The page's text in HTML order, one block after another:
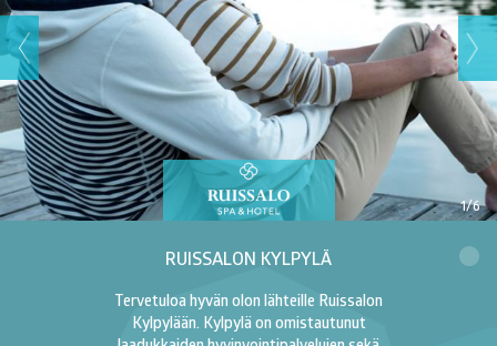
1/6
RUISSALON KYLPYLÄ
Tervetuloa hyvän olon lähteille Ruissalon
Kylpylään. Kylpylä on omistautunut